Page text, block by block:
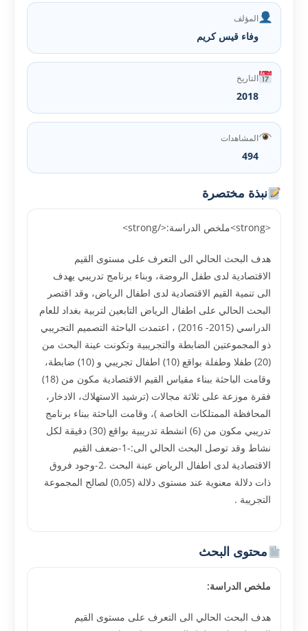
المؤلف
وفاء قيس كريم
التاريخ
2018
المشاهدات
494
نبذة مختصرة
<strong>ملخص الدراسة:</strong>
هدف البحث الحالي الى التعرف على مستوى القيم
الاقتصادية لدى طفل الروضة، وبناء برنامج تدريبي يهدف
الى تنمية القيم الاقتصادية لدى اطفال الرياض، وقد اقتصر
البحث الحالي على اطفال الرياض التابعين لتربية بغداد للعام
الدراسي (2015- 2016) ، اعتمدت الباحثة التصميم التجريبي
ذو المجموعتين الضابطة والتجريبية وتكونت عينة البحث من
(20) طفلا وطفلة بواقع (10) اطفال تجريبي و (10) ضابطة،
وقامت الباحثة ببناء مقياس القيم الاقتصادية مكون من (18)
فقرة موزعة على ثلاثة مجالات (ترشيد الاستهلاك، الادخار،
المحافظة الممتلكات الخاصة )، وقامت الباحثة ببناء برنامج
تدريبي مكون من (6) انشطة تدريبية بواقع (30) دقيقة لكل
نشاط وقد توصل البحث الحالي الى:-1-ضعف القيم
الاقتصادية لدى اطفال الرياض عينة البحث .2-وجود فروق
ذات دلالة معنوية عند مستوى دلالة (0,05) لصالح المجموعة
التجريبة .
محتوى البحث
ملخص الدراسة:
هدف البحث الحالي الى التعرف على مستوى القيم